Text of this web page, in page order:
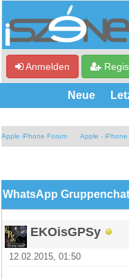
Anmelden
Neue
Apple iPhone Forum Apple - iPhone
WhatsApp
EKOisGPSy
12.02.2015, 01:50